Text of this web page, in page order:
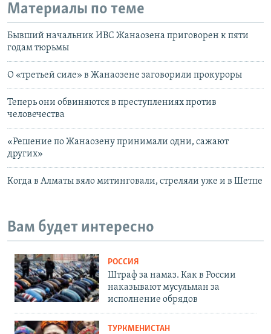
Материалы по теме
Бывший начальник ИВС Жанаозена приговорен к пяти
годам тюрьмы
О «третьей силе» в Жанаозене заговорили прокуроры
Теперь они обвиняются в преступлениях против
человечества
«Решение по Жанаозену принимали одни, сажают
других»
Когда в Алматы вяло митинговали, стреляли уже и в Шетпе
Вам будет интересно
РОССИЯ
Штраф за намаз. Как в России
наказывают мусульман за
исполнение обрядов
ТУРКМЕНИСТАН